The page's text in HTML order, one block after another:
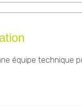
équipe technique